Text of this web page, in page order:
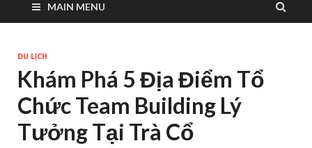
MAIN MENU
DU LỊCH
Khám Phá 5 Địa Điểm Tổ
Chức Team Building Lý
Tưởng Tại Trà Cổ